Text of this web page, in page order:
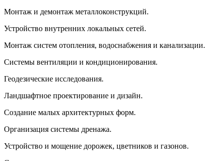
Монтаж и демонтаж металлоконструкций.
Устройство внутренних локальных сетей.
Монтаж систем отопления, водоснабжения и канализации.
Системы вентиляции и кондиционирования.
Геодезические исследования.
Ландшафтное проектирование и дизайн.
Создание малых архитектурных форм.
Организация системы дренажа.
Устройство и мощение дорожек, цветников и газонов.